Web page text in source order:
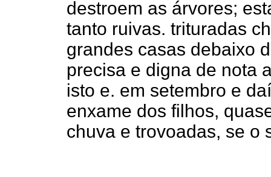
destroem as árvores;
tanto ruivas. trituradas
grandes casas debaixo
precisa e digna de nota
isto e. em setembro e
enxame dos filhos,
chuva e trovoadas, se o